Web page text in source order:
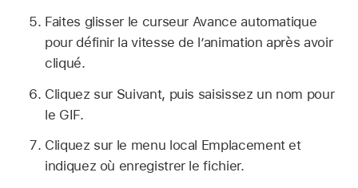
Faites glisser le curseur Avance automatique
pour définir la vitesse de l’animation après avoir
cliqué.
Cliquez sur Suivant, puis saisissez un nom pour
le GIF.
Cliquez sur le menu local Emplacement et
indiquez où enregistrer le fichier.